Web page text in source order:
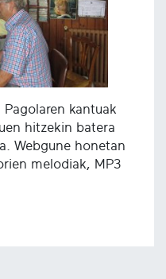
kantuak
hitzekin batera
Webgune honetan
melodiak, MP3